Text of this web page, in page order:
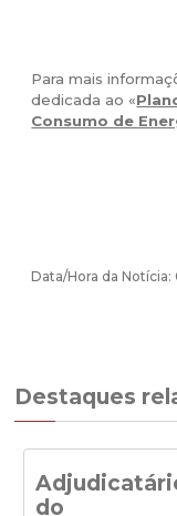
Para mais
dedicada ao «
Consumo de
Data/Hora da
Destaques
do